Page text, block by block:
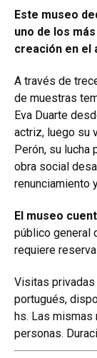
Este museo
uno de los
creación en el
A través de
de muestras
Eva Duarte
actriz, luego su
Perón, su
obra social
renunciamiento
El museo
público general
requiere
Visitas privadas
portugués,
hs. Las mismas
personas.